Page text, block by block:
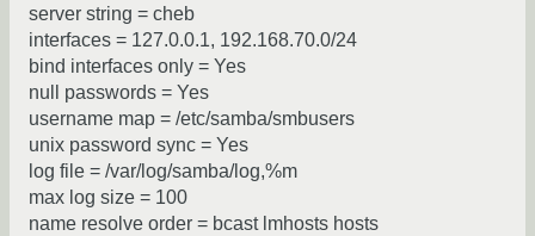
server string = cheb
interfaces = 127.0.0.1, 192.168.70.0/24
bind interfaces only = Yes
null passwords = Yes
username map = /etc/samba/smbusers
unix password sync = Yes
log file = /var/log/samba/log,%m
max log size = 100
name resolve order = bcast lmhosts hosts